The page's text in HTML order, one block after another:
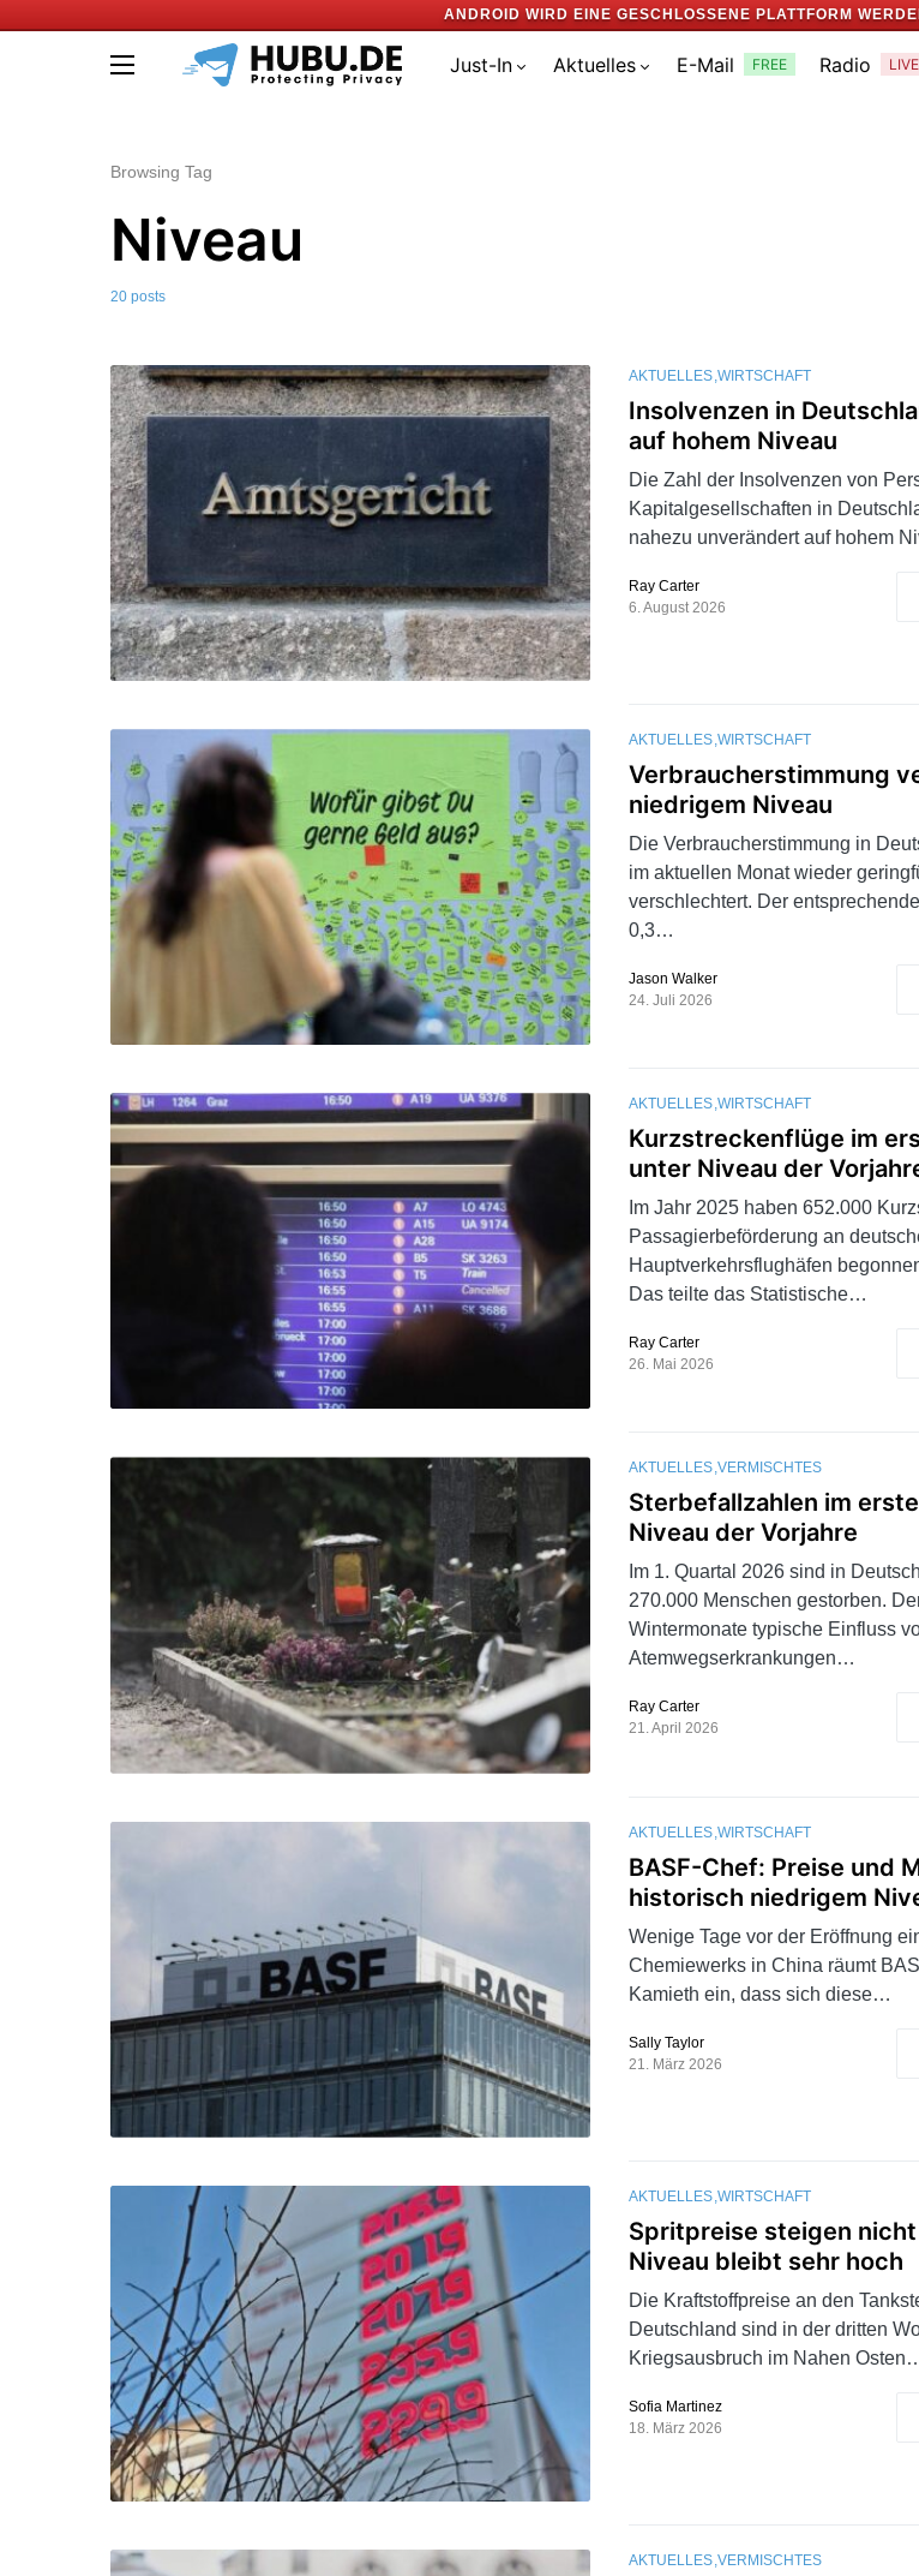
ANDROID WIRD EINE GESCHLOSSENE PLATTFORM
Just-In Aktuelles E-Mail FREE Radio LIVE
Browsing Tag
Niveau
20 posts
AKTUELLES WIRTSCHAFT
Insolvenzen in
auf hohem Niveau
Die Zahl der Insolvenzen von
Kapitalgesellschaften in
nahezu unverändert auf hohem
Ray Carter
6. August 2026
AKTUELLES WIRTSCHAFT
Verbraucherstimmung
niedrigem Niveau
Die Verbraucherstimmung in
im aktuellen Monat wieder
verschlechtert. Der
0,3…
Jason Walker
24. Juli 2026
AKTUELLES WIRTSCHAFT
Kurzstreckenflüge im
unter Niveau der
Im Jahr 2025 haben 652.000
Passagierbeförderung an
Hauptverkehrsflughäfen
Das teilte das Statistische…
Ray Carter
26. Mai 2026
AKTUELLES VERMISCHTES
Sterbefallzahlen im
Niveau der Vorjahre
Im 1. Quartal 2026 sind in
270.000 Menschen gestorben.
Wintermonate typische Einfluss
Atemwegserkrankungen…
Ray Carter
21. April 2026
AKTUELLES WIRTSCHAFT
BASF-Chef: Preise und
historisch niedrigem
Wenige Tage vor der Eröffnung
Chemiewerks in China räumt
Kamieth ein, dass sich diese…
Sally Taylor
21. März 2026
AKTUELLES WIRTSCHAFT
Spritpreise steigen
Niveau bleibt sehr hoch
Die Kraftstoffpreise an den
Deutschland sind in der dritten
Kriegsausbruch im Nahen
Sofia Martinez
18. März 2026
AKTUELLES VERMISCHTES